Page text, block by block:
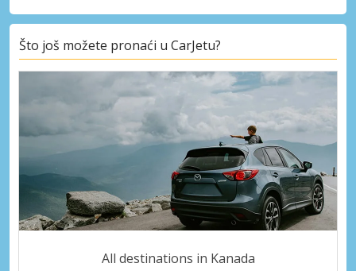
Što još možete pronaći u CarJetu?
All destinations in Kanada